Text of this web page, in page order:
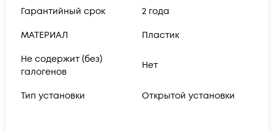
Гарантийный срок 2 года
МАТЕРИАЛ Пластик
Не содержит (без)
галогенов
Нет
Тип установки Открытой установки